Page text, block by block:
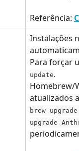
Referência:
Instalações
Para forçar
update.
Homebrew/
atualizados
brew
upgrade